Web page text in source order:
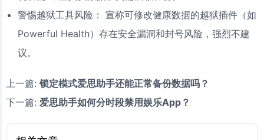
警惕越狱工具风险： 宣称可修改健康数据的越狱插件（如
Powerful Health）存在安全漏洞和封号风险，强烈不建
议。
上一篇: 锁定模式爱思助手还能正常备份数据吗？
下一篇: 爱思助手如何分时段禁用娱乐App？